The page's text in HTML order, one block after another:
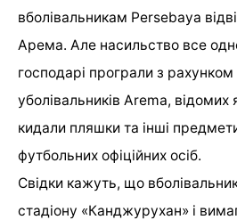
вболівальникам Persebaya
Арема. Але насильство все
господарі програли з
уболівальників Arema, відомих
кидали пляшки та інші
футбольних офіційних осіб.
Свідки кажуть, що
стадіону «Канджурухан» і